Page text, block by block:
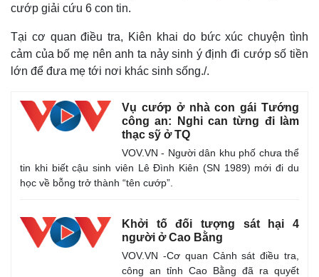
Multimedia
cướp giải cứu 6 con tin.
Tại cơ quan điều tra, Kiên khai do bức xúc chuyện tình
cảm của bố mẹ nên anh ta nảy sinh ý định đi cướp số tiền
lớn để đưa mẹ tới nơi khác sinh sống./.
Vụ cướp ở nhà con gái Tướng
công an: Nghi can từng đi làm
thạc sỹ ở TQ
VOV.VN - Người dân khu phố chưa thể
tin khi biết cậu sinh viên Lê Đình Kiên (SN 1989) mới đi du
học về bỗng trở thành “tên cướp”.
Khởi tố đối tượng sát hại 4
người ở Cao Bằng
VOV.VN -Cơ quan Cảnh sát điều tra,
công an tỉnh Cao Bằng đã ra quyết